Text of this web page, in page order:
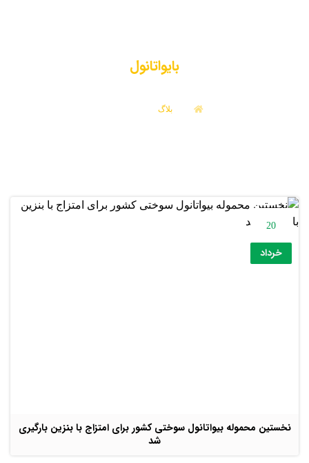
بایواتانول
بلاگ
نخستین محموله بیواتانول سوختی کشور برای امتزاج با بنزین بارگیری
شد
20
خرداد